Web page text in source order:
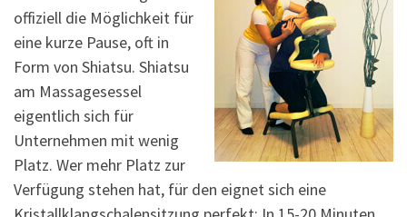
offiziell die Möglichkeit für
eine kurze Pause, oft in
Form von Shiatsu. Shiatsu
am Massagesessel
eigentlich sich für
Unternehmen mit wenig
Platz. Wer mehr Platz zur
Verfügung stehen hat, für den eignet sich eine